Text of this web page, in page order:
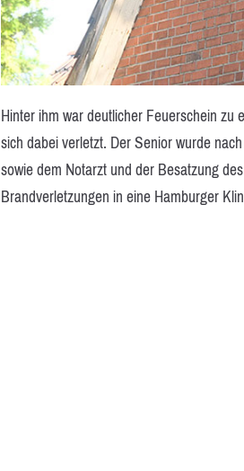
Hinter ihm war deutlicher Feuerschein
sich dabei verletzt. Der Senior wurde
sowie dem Notarzt und der Besatzung
Brandverletzungen in eine Hamburger